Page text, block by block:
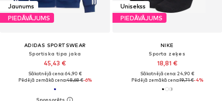
Jaunums
PIEDĀVĀJUMS
ADIDAS SPORTSWEAR
Sportiska tipa jaka
45,43 €
Sākotnējā cena: 64,90 €
Pēdējā zemākā cena:48,68 €-6%
Unisekss
PIEDĀVĀJUMS
NIKE
Sporta zeķes
18,81 €
Sākotnējā cena: 24,90 €
Pēdējā zemākā cena:19,71 €-4%